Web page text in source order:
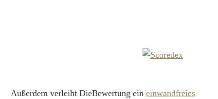
Außerdem verleiht DieBewertung eineinwandfreies